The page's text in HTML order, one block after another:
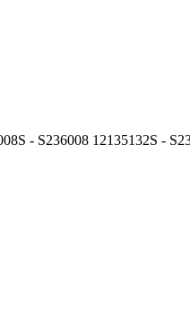
- S236008 12135132S -